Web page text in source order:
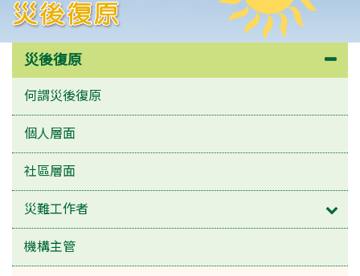
災後復原
災後復原
何謂災後復原
個人層面
社區層面
災難工作者
機構主管